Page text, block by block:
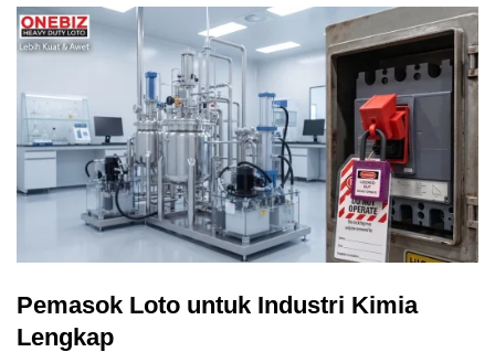
Pemasok Loto untuk Industri Kimia
Lengkap